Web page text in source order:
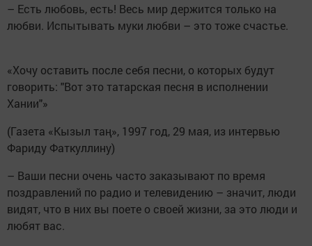
– Есть любовь, есть! Весь мир держится только на
любви. Испытывать муки любви – это тоже счастье.
«Хочу оставить после себя песни, о которых будут
говорить: "Вот это татарская песня в исполнении
Хании"»
(Газета «Кызыл таң», 1997 год, 29 мая, из интервью
Фариду Фаткуллину)
– Ваши песни очень часто заказывают по время
поздравлений по радио и телевидению – значит, люди
видят, что в них вы поете о своей жизни, за это люди и
любят вас.